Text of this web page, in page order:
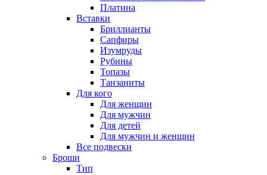
Платина
Вставки
Бриллианты
Сапфиры
Изумруды
Рубины
Топазы
Танзаниты
Для кого
Для женщин
Для мужчин
Для детей
Для мужчин и женщин
Все подвески
Броши
Тип